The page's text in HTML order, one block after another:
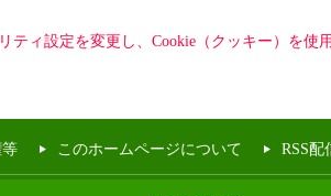
ィ設定を変更し、Cookie（クッキー）を使
このホームページについて RSS配